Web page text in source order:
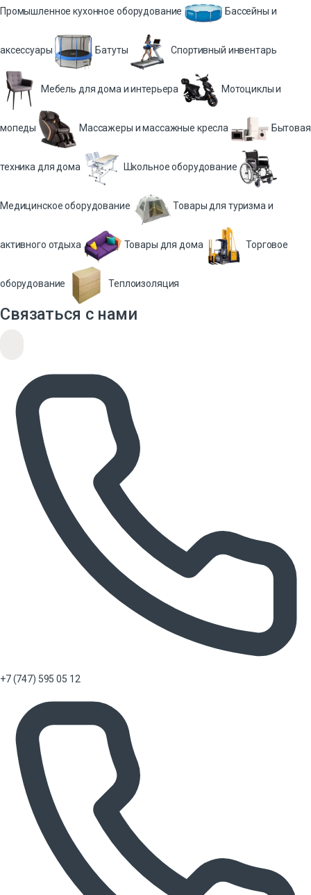
Промышленное кухонное оборудование Бассейны и
аксессуары Батуты Спортивный инвентарь
Мебель для дома и интерьера Мотоциклы и
мопеды Массажеры и массажные кресла Бытовая
техника для дома Школьное оборудование
Медицинское оборудование Товары для туризма и
активного отдыха Товары для дома Торговое
оборудование Теплоизоляция
Связаться с нами
+7 (747) 595 05 12